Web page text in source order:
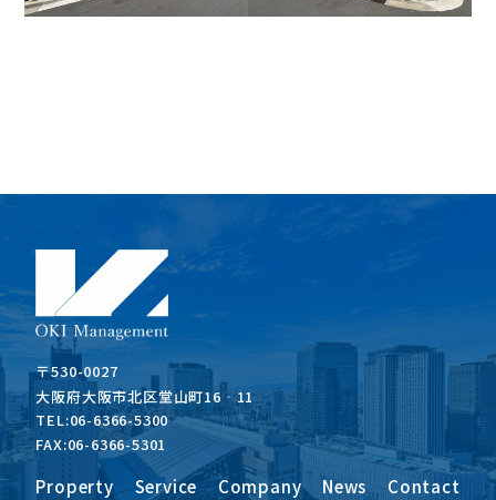
〒530-0027
大阪府大阪市北区堂山町16‐11
TEL:06-6366-5300
FAX:06-6366-5301
Property Service Company News Contact